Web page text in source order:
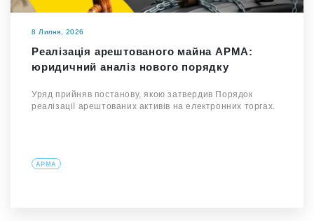
8 Липня, 2026
Реалізація арештованого майна АРМА:
юридичний аналіз нового порядку
Уряд прийняв постанову, якою затвердив Порядок
реалізації арештованих активів на електронних торгах.
АРМА